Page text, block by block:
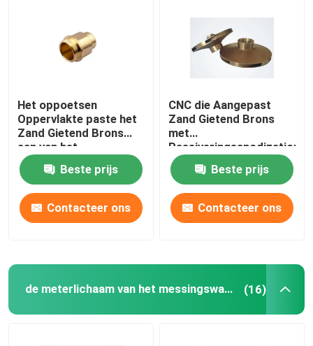
Verzoek om een Citaat
Het Afgietsel van het messingsbrons
de meterlichaam van het messingswater
De Meterlichaam van het bronswater
Het oppoetsen
Oppervlakte paste het
Zand Gietend Brons
aan van het
Messingsbrons 1 1/2
Hoogte - kwaliteit
Beste prijs
Contacteer ons
CNC die Aangepast
Zand Gietend Brons
met
Passiveringsanodization
Oppervlakte machinaal
bewerkenBeste prijs
Contacteer ons
de meterlichaam van het messingswater (16)